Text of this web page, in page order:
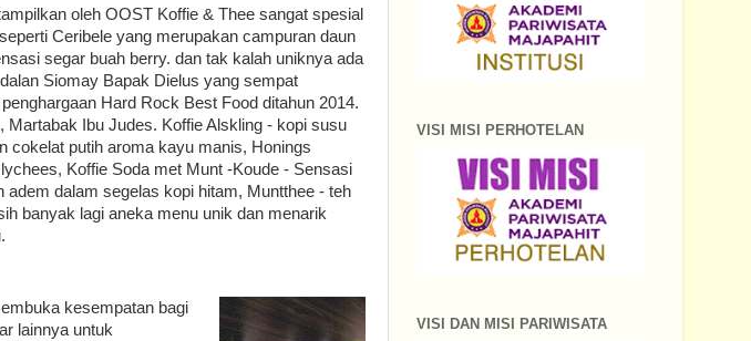
oleh OOST Koffie & Thee sangat spesial
Ceribele yang merupakan campuran daun
segar buah berry. dan tak kalah uniknya ada
Siomay Bapak Dielus yang sempat
Hard Rock Best Food ditahun 2014.
Martabak Ibu Judes. Koffie Alskling - kopi susu
cokelat putih aroma kayu manis, Honings
Koffie Soda met Munt -Koude - Sensasi
adem dalam segelas kopi hitam, Muntthee - teh
banyak lagi aneka menu unik dan menarik
ke­sem­patan bagi
lainnya untuk
VISI MISI PERHOTELAN
VISI DAN MISI PARIWISATA